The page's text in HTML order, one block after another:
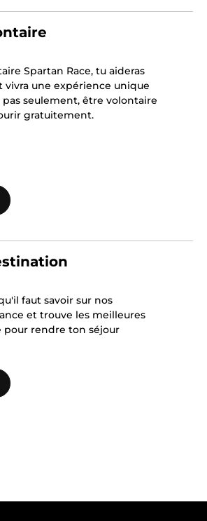
Spartan Race, tu aideras
vivra une expérience unique
seulement, être volontaire
gratuitement.
faut savoir sur nos
et trouve les meilleures
pour rendre ton séjour